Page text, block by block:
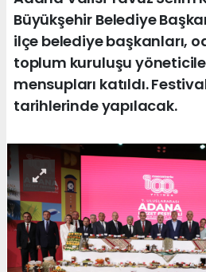
Büyükşehir Belediye
ilçe belediye başkanları,
toplum kuruluşu
mensupları katıldı.
tarihlerinde yapılacak.